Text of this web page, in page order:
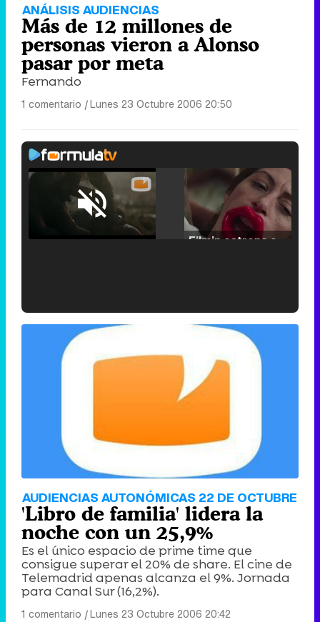
ANÁLISIS AUDIENCIAS
Más de 12 millones de
personas vieron a Alonso
pasar por meta
Fernando
1 comentario |Lunes 23 Octubre 2006 20:50
Unmute /
Loaded:
25.30%
'120 Minutos' celebra sus 2.000 programas en Telemadrid con un vídeo del día a día en la redacción
Tráiler de la tercera temporada de 'The Walking Dead: Dead City' de AMC+
AUDIENCIAS AUTONÓMICAS 22 DE OCTUBRE
'Libro de familia' lidera la
noche con un 25,9%
Es el único espacio de prime time que
consigue superar el 20% de share. El cine de
Telemadrid apenas alcanza el 9%. Jornada
para Canal Sur (16,2%).
1 comentario |Lunes 23 Octubre 2006 20:42